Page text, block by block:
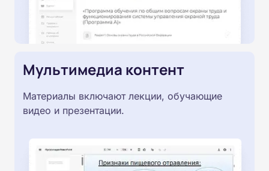
Мультимедиа контент
Материалы включают лекции, обучающие
видео и презентации.